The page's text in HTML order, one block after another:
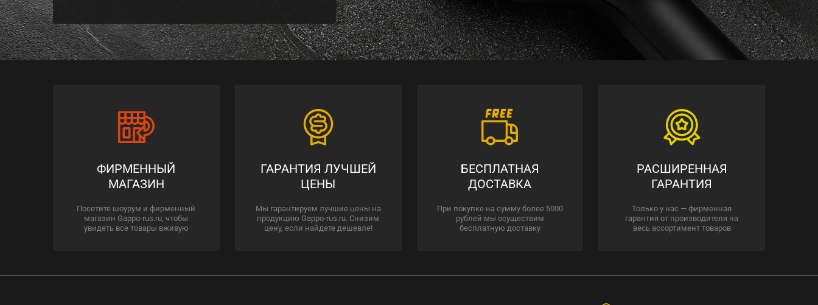
ФИРМЕННЫЙ
МАГАЗИН
Посетите шоурум и фирменный
магазин Gappo-rus.ru, чтобы
увидеть все товары вживую
ГАРАНТИЯ ЛУЧШЕЙ
ЦЕНЫ
Мы гарантируем лучшие цены на
продукцию Gappo-rus.ru. Снизим
цену, если найдете дешевле!
БЕСПЛАТНАЯ
ДОСТАВКА
При покупке на сумму более 5000
рублей мы осуществим
бесплатную доставку
РАСШИРЕННАЯ
ГАРАНТИЯ
Только у нас — фирменная
гарантия от производителя на
весь ассортимент товаров